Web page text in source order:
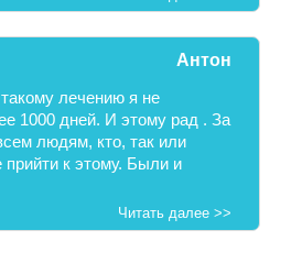
Антон
лечению я не
1000 дней. И этому рад . За
людям, кто, так или
прийти к этому. Были и
Читать далее >>